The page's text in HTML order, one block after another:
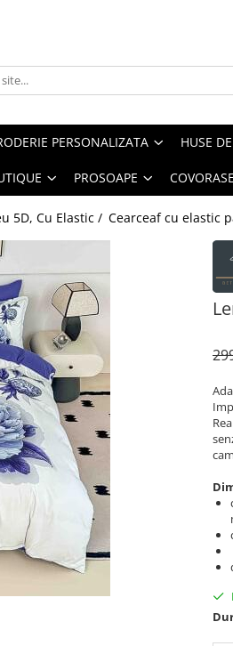
PERSONALIZATA HUSE
PROSOAPE
5D, Cu Elastic / Cearceaf cu elastic